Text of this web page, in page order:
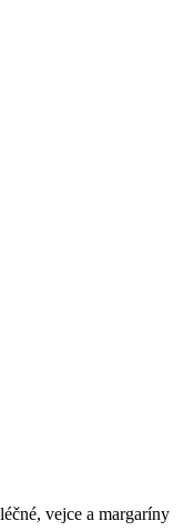
vejce a margaríny